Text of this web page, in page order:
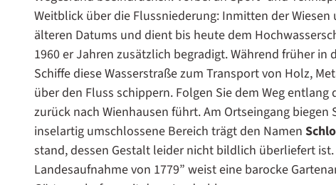
Weitblick über die Flussniederung: Inmitten der
älteren Datums und dient bis heute dem
1960 er Jahren zusätzlich begradigt. Während früher
Schiffe diese Wasserstraße zum Transport von Holz,
über den Fluss schippern. Folgen Sie dem Weg
zurück nach Wienhausen führt. Am Ortseingang
inselartig umschlossene Bereich trägt den Namen
stand, dessen Gestalt leider nicht bildlich überliefert
Landesaufnahme von 1779” weist eine barocke